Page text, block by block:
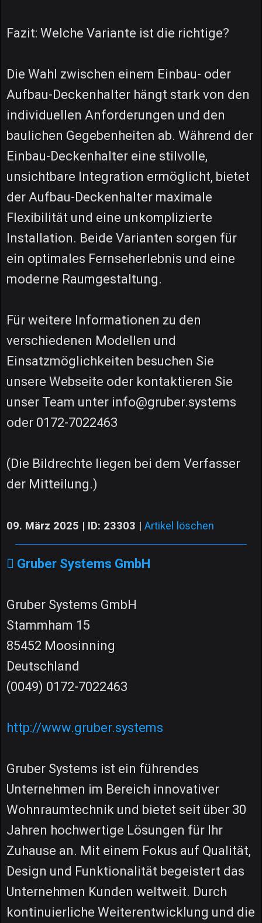
Fazit: Welche Variante ist die richtige?
Die Wahl zwischen einem Einbau- oder
Aufbau-Deckenhalter hängt stark von den
individuellen Anforderungen und den
baulichen Gegebenheiten ab. Während der
Einbau-Deckenhalter eine stilvolle,
unsichtbare Integration ermöglicht, bietet
der Aufbau-Deckenhalter maximale
Flexibilität und eine unkomplizierte
Installation. Beide Varianten sorgen für
ein optimales Fernseherlebnis und eine
moderne Raumgestaltung.
Für weitere Informationen zu den
verschiedenen Modellen und
Einsatzmöglichkeiten besuchen Sie
unsere Webseite oder kontaktieren Sie
unser Team unter info@gruber.systems
oder 0172-7022463
(Die Bildrechte liegen bei dem Verfasser
der Mitteilung.)
09. März 2025 | ID: 23303 | Artikel löschen
Gruber Systems GmbH
Gruber Systems GmbH
Stammham 15
85452 Moosinning
Deutschland
(0049) 0172-7022463
http://www.gruber.systems
Gruber Systems ist ein führendes
Unternehmen im Bereich innovativer
Wohnraumtechnik und bietet seit über 30
Jahren hochwertige Lösungen für Ihr
Zuhause an. Mit einem Fokus auf Qualität,
Design und Funktionalität begeistert das
Unternehmen Kunden weltweit. Durch
kontinuierliche Weiterentwicklung und die